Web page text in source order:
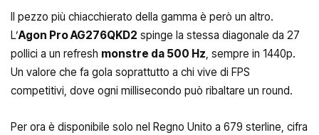
Il pezzo più chiacchierato della gamma è però un altro.
L’Agon Pro AG276QKD2 spinge la stessa diagonale da 27
pollici a un refresh monstre da 500 Hz , sempre in 1440p.
Un valore che fa gola soprattutto a chi vive di FPS
competitivi, dove ogni millisecondo può ribaltare un round.
Per ora è disponibile solo nel Regno Unito a 679 sterline, cifra